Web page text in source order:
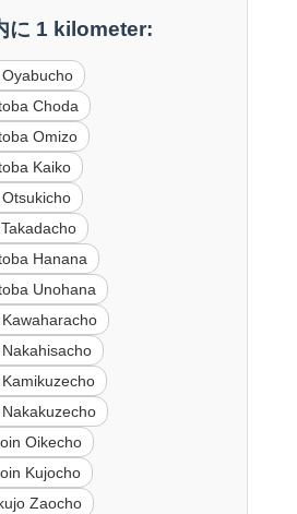
に 1 kilometer:
Choda
Omizo
Kaiko
Hanana
Unohana
Oikecho
Kujocho
Zaocho